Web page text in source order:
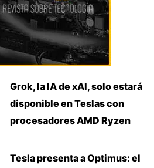
Grok, la IA de xAI, solo estará
disponible en Teslas con
procesadores AMD Ryzen
Tesla presenta a Optimus: el